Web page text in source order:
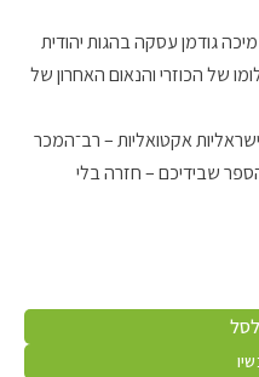
גודמן עסקה בהגות יהודית
של הכוזרי והנאום האחרון של
אקטואליות – רב־המכר
67, שיצא לאור בשנת 2017, והספר שבידיכם – חזרה בלי